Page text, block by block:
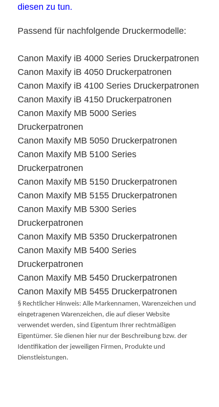
diesen zu tun.
Passend für nachfolgende Druckermodelle:
Canon Maxify iB 4000 Series Druckerpatronen
Canon Maxify iB 4050 Druckerpatronen
Canon Maxify iB 4100 Series Druckerpatronen
Canon Maxify iB 4150 Druckerpatronen
Canon Maxify MB 5000 Series
Druckerpatronen
Canon Maxify MB 5050 Druckerpatronen
Canon Maxify MB 5100 Series
Druckerpatronen
Canon Maxify MB 5150 Druckerpatronen
Canon Maxify MB 5155 Druckerpatronen
Canon Maxify MB 5300 Series
Druckerpatronen
Canon Maxify MB 5350 Druckerpatronen
Canon Maxify MB 5400 Series
Druckerpatronen
Canon Maxify MB 5450 Druckerpatronen
Canon Maxify MB 5455 Druckerpatronen
§ Rechtlicher Hinweis: Alle Markennamen, Warenzeichen und
eingetragenen Warenzeichen, die auf dieser Website
verwendet werden, sind Eigentum Ihrer rechtmäßigen
Eigentümer. Sie dienen hier nur der Beschreibung bzw. der
Identifikation der jeweiligen Firmen, Produkte und
Dienstleistungen.